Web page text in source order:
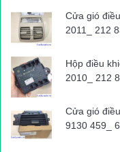
thành tâm và hoàn
chấp nhận và rút lại
Một cán bộ Công an
camera khu vực và xác
đen đã va chạm với xe
mời tài xế lên làm việc.
(ngụ tại quận 8).
Cửa gió
2011_ 212
Hộp điều
2010_ 212
Cửa gió
9130 459_